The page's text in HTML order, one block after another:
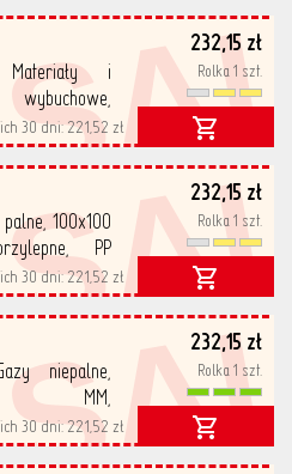
232,15 zł
i
MM,
PP
30 dni:221,52 zł
Rolka 1 szt.
232,15 zł
palne, 100x100
PP
30 dni:221,52 zł
Rolka 1 szt.
232,15 zł
niepalne,
MM,
PP
30 dni:221,52 zł
Rolka 1 szt.